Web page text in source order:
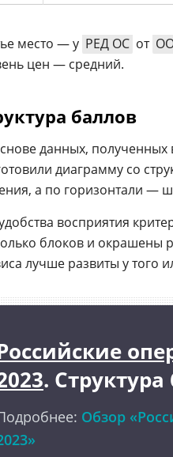
место — у РЕД ОС от
цен — средний.
баллов
данных, полученных
диаграмму со
а по горизонтали —
восприятия
блоков и окрашены
лучше развиты у того
.
Обзор